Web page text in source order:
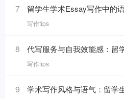
7 留学生学术Essay写作中的
写作tips
8 代写服务与自我效能感：留
写作tips
9 学术写作风格与语气：留学